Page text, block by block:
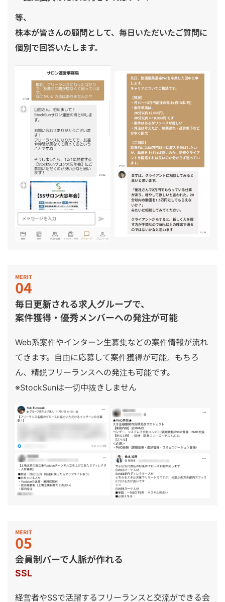
等、
株本が皆さんの顧問として、毎日いただいたご質問に
個別で回答いたします。
毎日更新される求人グループで、
案件獲得・優秀メンバーへの発注が可能
Web系案件やインターン生募集などの案件情報が流れ
てきます。自由に応募して案件獲得が可能。もちろ
ん、精鋭フリーランスへの発注も可能です。
※StockSunは一切中抜きしません
会員制バーで人脈が作れる
SSL
経営者やSSで活躍するフリーランスと交流ができる会